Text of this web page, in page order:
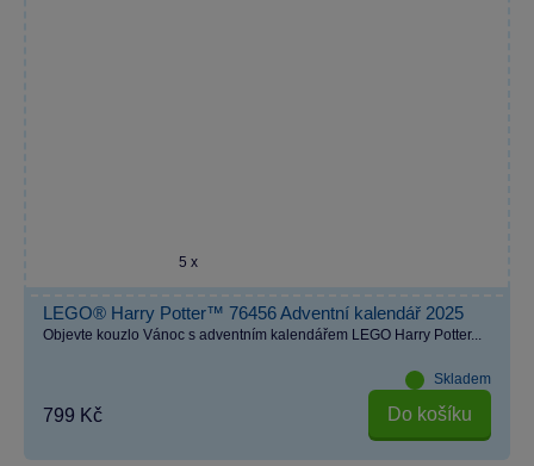
5 x
LEGO® Harry Potter™ 76456 Adventní kalendář 2025
Objevte kouzlo Vánoc s adventním kalendářem LEGO Harry Potter...
Skladem
799 Kč Do košíku